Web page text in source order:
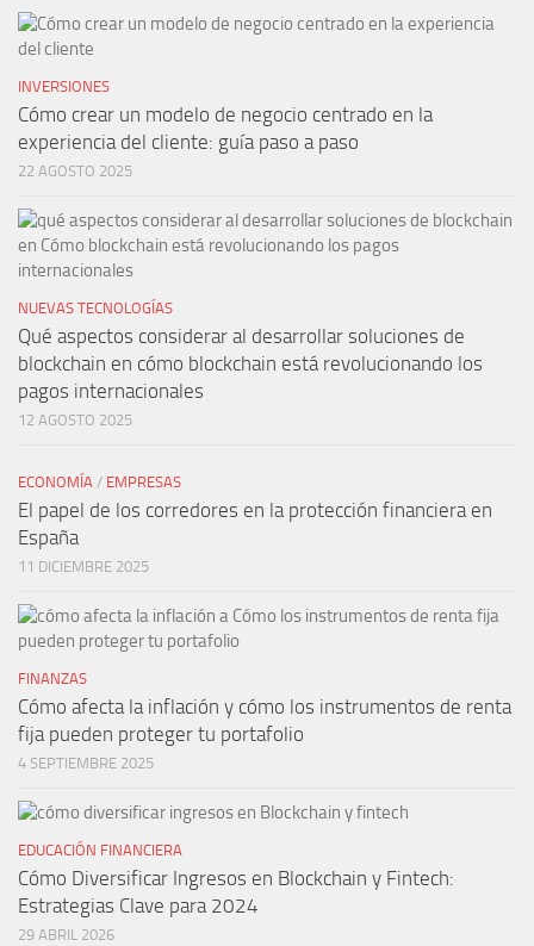
INVERSIONES
Cómo crear un modelo de negocio centrado en la
experiencia del cliente: guía paso a paso
22 AGOSTO 2025
NUEVAS TECNOLOGÍAS
Qué aspectos considerar al desarrollar soluciones de
blockchain en cómo blockchain está revolucionando los
pagos internacionales
12 AGOSTO 2025
ECONOMÍA / EMPRESAS
El papel de los corredores en la protección financiera en
España
11 DICIEMBRE 2025
FINANZAS
Cómo afecta la inflación y cómo los instrumentos de renta
fija pueden proteger tu portafolio
4 SEPTIEMBRE 2025
EDUCACIÓN FINANCIERA
Cómo Diversificar Ingresos en Blockchain y Fintech:
Estrategias Clave para 2024
29 ABRIL 2026